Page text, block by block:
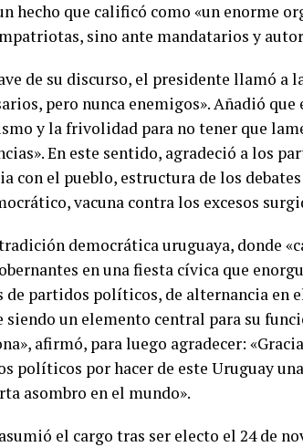
hecho que calificó como «un enorme
sino ante mandatarios y
de su discurso, el presidente llamó a
pero nunca enemigos». Añadió
y la frivolidad para no tener que
En este sentido, agradeció a los
con el pueblo, estructura de los
vacuna contra los excesos
democrática uruguaya, donde
en una fiesta cívica que
de partidos políticos, de alternancia en
siendo un elemento central para su
afirmó, para luego agradecer:
políticos por hacer de este Uruguay
asombro en el mundo».
el cargo tras ser electo el 24 de